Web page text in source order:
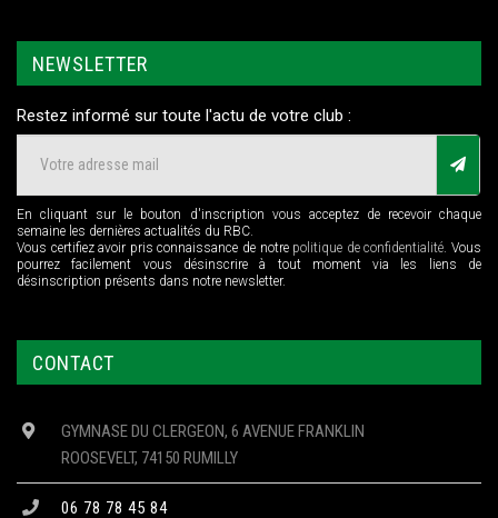
NEWSLETTER
Restez informé sur toute l'actu de votre club :
En cliquant sur le bouton d'inscription vous acceptez de recevoir chaque
semaine les dernières actualités du RBC.
Vous certifiez avoir pris connaissance de notre politique de confidentialité. Vous
pourrez facilement vous désinscrire à tout moment via les liens de
désinscription présents dans notre newsletter.
CONTACT
GYMNASE DU CLERGEON, 6 AVENUE FRANKLIN
ROOSEVELT, 74150 RUMILLY
06 78 78 45 84